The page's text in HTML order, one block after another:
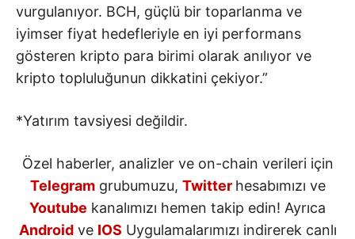
vurgulanıyor. BCH, güçlü bir toparlanma ve
iyimser fiyat hedefleriyle en iyi performans
gösteren kripto para birimi olarak anılıyor ve
kripto topluluğunun dikkatini çekiyor.”
*Yatırım tavsiyesi değildir.
Özel haberler, analizler ve on-chain verileri için
Telegramgrubumuzu, Twitter hesabımızı ve
Youtube kanalımızı hemen takip edin! Ayrıca
Androidve IOS Uygulamalarımızı indirerek canlı